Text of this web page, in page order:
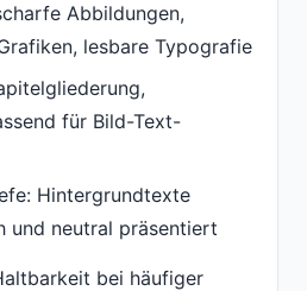
Abbildungen,
lesbare Typografie
für Bild-Text-
Hintergrundtexte
und neutral präsentiert
bei häufiger